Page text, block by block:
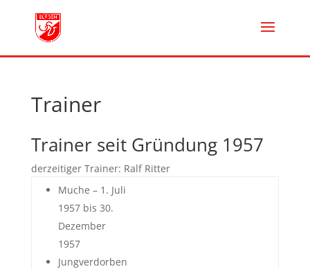
Trainer
Trainer seit Gründung 1957
derzeitiger Trainer: Ralf Ritter
Muche – 1. Juli
1957 bis 30.
Dezember
1957
Jungverdorben